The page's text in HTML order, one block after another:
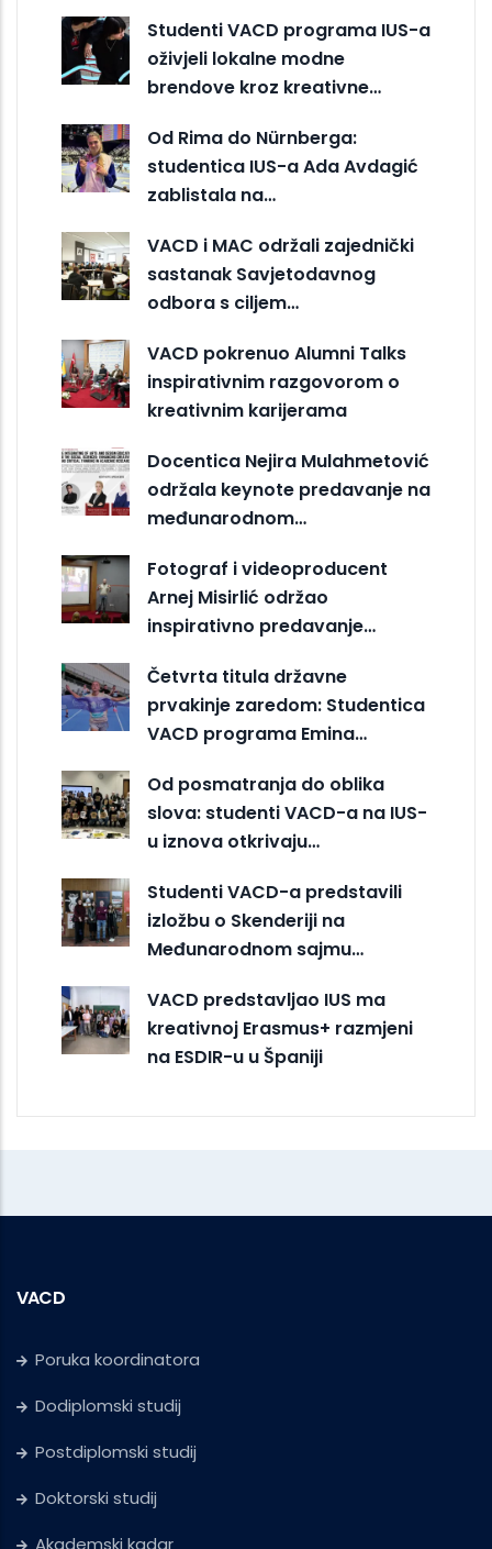
Studenti VACD programa IUS-a
oživjeli lokalne modne
brendove kroz kreativne…
Od Rima do Nürnberga:
studentica IUS-a Ada Avdagić
zablistala na…
VACD i MAC održali zajednički
sastanak Savjetodavnog
odbora s ciljem…
VACD pokrenuo Alumni Talks
inspirativnim razgovorom o
kreativnim karijerama
Docentica Nejira Mulahmetović
održala keynote predavanje na
međunarodnom…
Fotograf i videoproducent
Arnej Misirlić održao
inspirativno predavanje…
Četvrta titula državne
prvakinje zaredom: Studentica
VACD programa Emina…
Od posmatranja do oblika
slova: studenti VACD-a na IUS-
u iznova otkrivaju…
Studenti VACD-a predstavili
izložbu o Skenderiji na
Međunarodnom sajmu…
VACD predstavljao IUS ma
kreativnoj Erasmus+ razmjeni
na ESDIR-u u Španiji
VACD
Poruka koordinatora
Dodiplomski studij
Postdiplomski studij
Doktorski studij
Akademski kadar